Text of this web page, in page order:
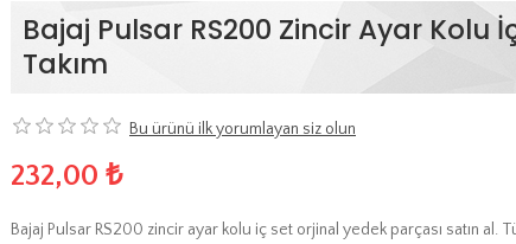
Bajaj Pulsar RS200 Zincir Ayar Kolu
Takım
Bu ürünü ilk yorumlayan siz olun
232,00 ₺
Bajaj Pulsar RS200 zincir ayar kolu iç set orjinal yedek parçası satın al.